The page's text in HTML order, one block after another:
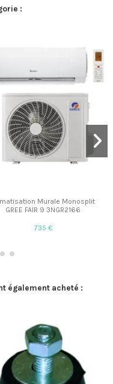
:
Murale Monosplit
GREE FAIR 9 3NGR2166
735 €
également acheté :